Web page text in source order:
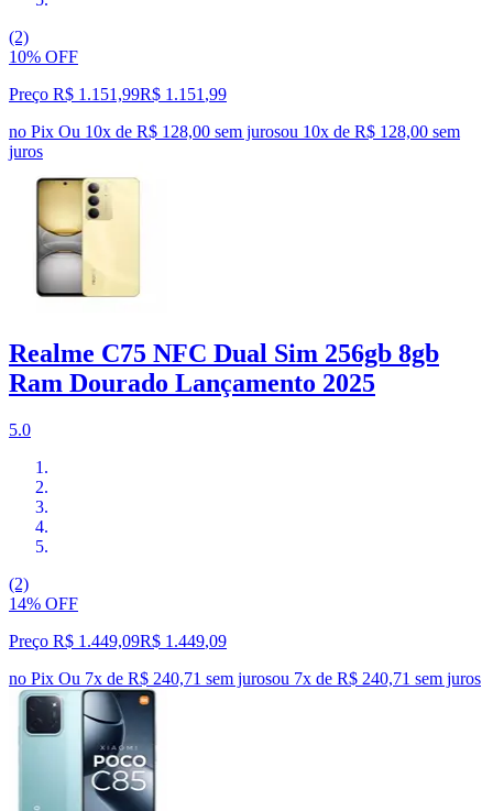
(2)
10% OFF
Preço R$ 1.151,99R$ 1.151 ,99
no Pix Ou 10x de R$ 128,00 sem jurosou 10x de R$ 128,00 sem
juros
Realme C75 NFC Dual Sim 256gb 8gb
Ram Dourado Lançamento 2025
5.0
(2)
14% OFF
Preço R$ 1.449,09R$ 1.449,09
no Pix Ou 7x de R$ 240,71 sem jurosou 7x de R$ 240,71 sem juros